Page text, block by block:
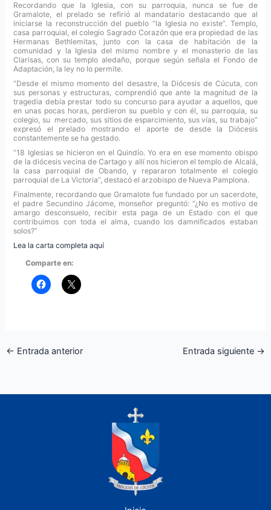
Recordando que la Iglesia, con su parroquia, nunca se fue de
Gramalote, el prelado se refirió al mandatario destacando que al
iniciarse la reconstrucción del pueblo “la Iglesia no existe”. Templo,
casa parroquial, el colegio Sagrado Corazón que era propiedad de las
Hermanas Bethlemitas, junto con la casa de habitación de la
comunidad y la Iglesia del mismo nombre y el monasterio de las
Clarisas, con su templo aledaño, porque según señala el Fondo de
Adaptación, la ley no lo permite.
“Desde el mismo momento del desastre, la Diócesis de Cúcuta, con
sus personas y estructuras, comprendió que ante la magnitud de la
tragedia debía prestar todo su concurso para ayudar a aquellos, que
en unas pocas horas, perdieron su pueblo y con él, su parroquia, su
colegio, su mercado, sus sitios de esparcimiento, sus vías, su trabajo”
expresó el prelado mostrando el aporte de desde la Diócesis
constantemente se ha gestado.
“18 Iglesias se hicieron en el Quindío. Yo era en ese momento obispo
de la diócesis vecina de Cartago y allí nos hicieron el templo de Alcalá,
la casa parroquial de Obando, y repararon totalmente el colegio
parroquial de La Victoria”, destacó el arzobispo de Nueva Pamplona.
Finalmente, recordando que Gramalote fue fundado por un sacerdote,
el padre Secundino Jácome, monseñor preguntó: “¿No es motivo de
amargo desconsuelo, recibir esta paga de un Estado con el que
contribuimos con toda el alma, cuando los damnificados estaban
solos?”
Lea la carta completa aquí
Comparte en:
← Entrada anterior Entrada siguiente →